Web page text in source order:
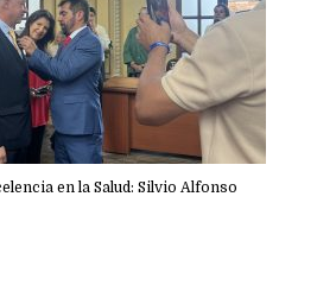
en la Salud: Silvio Alfonso